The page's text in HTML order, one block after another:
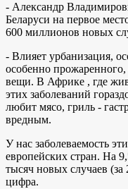
- Александр
Беларуси на первое
600 миллионов новых
- Влияет урбанизация,
особенно прожаренного,
вещи. В Африке , где
этих заболеваний
любит мясо, гриль -
вредным.
У нас заболеваемость
европейских стран. На
тысяч новых случаев (за
цифра.